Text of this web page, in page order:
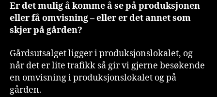
Er det mulig å komme å se på produksjonen
eller få omvisning – eller er det annet som
skjer på gården?
Gårdsutsalget ligger i produksjonslokalet, og
når det er lite trafikk så gir vi gjerne besøkende
en omvisning i produksjonslokalet og på
gården.